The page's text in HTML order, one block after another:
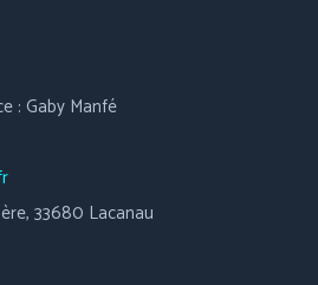
: Gaby Manfé
33680 Lacanau